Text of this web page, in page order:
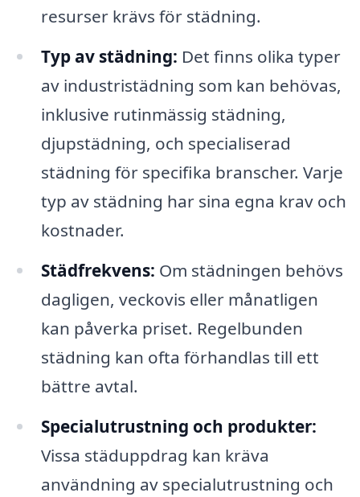
resurser krävs för städning.
Typ av städning: Det finns olika typer
av industristädning som kan behövas,
inklusive rutinmässig städning,
djupstädning, och specialiserad
städning för specifika branscher. Varje
typ av städning har sina egna krav och
kostnader.
Städfrekvens: Om städningen behövs
dagligen, veckovis eller månatligen
kan påverka priset. Regelbunden
städning kan ofta förhandlas till ett
bättre avtal.
Specialutrustning och produkter:
Vissa städuppdrag kan kräva
användning av specialutrustning och